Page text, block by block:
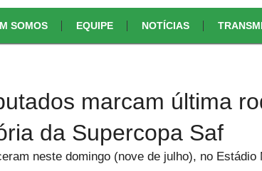
SOMOS EQUIPE NOTÍCIAS
marcam última
da Supercopa Saf
neste domingo (nove de julho), no Estádio